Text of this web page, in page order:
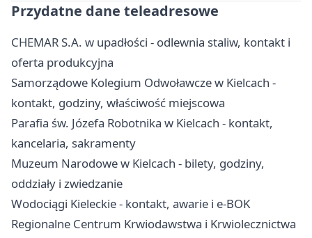
Przydatne dane teleadresowe
CHEMAR S.A. w upadłości - odlewnia staliw, kontakt i
oferta produkcyjna
Samorządowe Kolegium Odwoławcze w Kielcach -
kontakt, godziny, właściwość miejscowa
Parafia św. Józefa Robotnika w Kielcach - kontakt,
kancelaria, sakramenty
Muzeum Narodowe w Kielcach - bilety, godziny,
oddziały i zwiedzanie
Wodociągi Kieleckie - kontakt, awarie i e-BOK
Regionalne Centrum Krwiodawstwa i Krwiolecznictwa